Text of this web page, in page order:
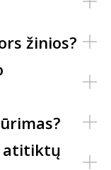
žinios?
atitiktų